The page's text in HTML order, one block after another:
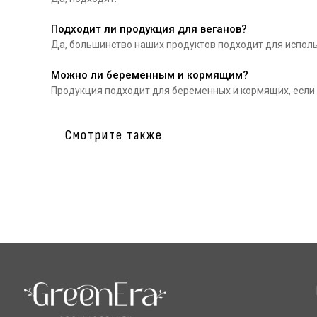
Подходит ли продукция для веганов?
Да, большинство наших продуктов подходит для
Можно ли беременным и кормящим?
Продукция подходит для беременных и кормящих,
Смотрите также
Натуральная косметика
Каталог